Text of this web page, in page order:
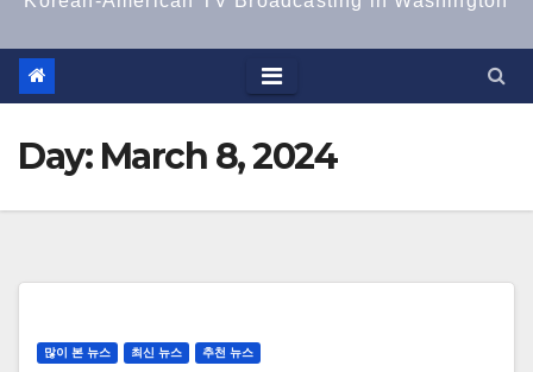
Day: March 8, 2024
많이 본 뉴스 최신 뉴스 추천 뉴스